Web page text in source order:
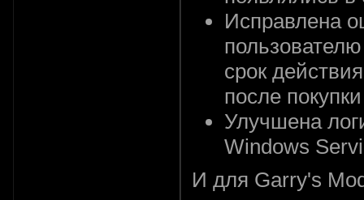
Исправлена
срок
после
Улучшена
Windows
И для Garry's